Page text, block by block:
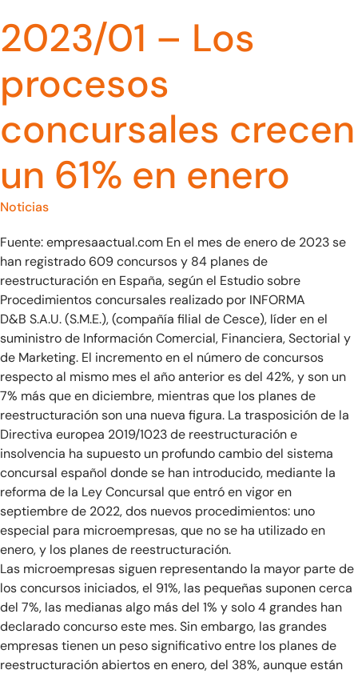
2023/01 – Los
procesos
concursales crecen
un 61% en enero
Noticias
Fuente: empresaactual.com En el mes de enero de 2023 se
han registrado 609 concursos y 84 planes de
reestructuración en España, según el Estudio sobre
Procedimientos concursales realizado por INFORMA
D&B S.A.U. (S.M.E.), (compañía filial de Cesce), líder en el
suministro de Información Comercial, Financiera, Sectorial y
de Marketing. El incremento en el número de concursos
respecto al mismo mes el año anterior es del 42%, y son un
7% más que en diciembre, mientras que los planes de
reestructuración son una nueva figura. La trasposición de la
Directiva europea 2019/1023 de reestructuración e
insolvencia ha supuesto un profundo cambio del sistema
concursal español donde se han introducido, mediante la
reforma de la Ley Concursal que entró en vigor en
septiembre de 2022, dos nuevos procedimientos: uno
especial para microempresas, que no se ha utilizado en
enero, y los planes de reestructuración.
Las microempresas siguen representando la mayor parte de
los concursos iniciados, el 91%, las pequeñas suponen cerca
del 7%, las medianas algo más del 1% y solo 4 grandes han
declarado concurso este mes. Sin embargo, las grandes
empresas tienen un peso significativo entre los planes de
reestructuración abiertos en enero, del 38%, aunque están